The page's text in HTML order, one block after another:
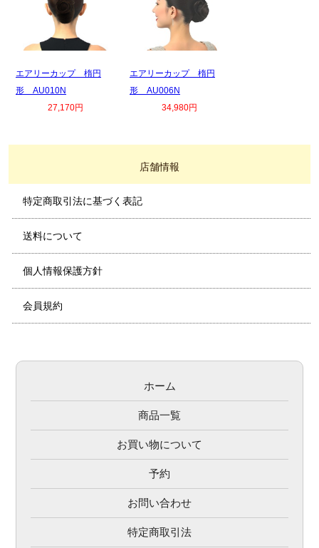
エアリーカップ 楕円
形 AU010N
27,170円
エアリーカップ 楕円
形 AU006N
34,980円
店舗情報
特定商取引法に基づく表記
送料について
個人情報保護方針
会員規約
ホーム
商品一覧
お買い物について
予約
お問い合わせ
特定商取引法